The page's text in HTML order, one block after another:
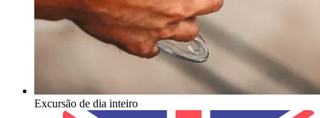
Excursão de dia inteiro